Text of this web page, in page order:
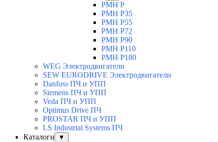
PMH P
PMH P35
PMH P55
PMH P72
PMH P90
PMH P110
PMH P180
WEG Электродвигатели
SEW EURODRIVE Электродвигатели
Danfoss ПЧ и УПП
Siemens ПЧ и УПП
Veda ПЧ и УПП
Optimus Drive ПЧ
PROSTAR ПЧ и УПП
LS Industrial Systems ПЧ
Каталоги
▼